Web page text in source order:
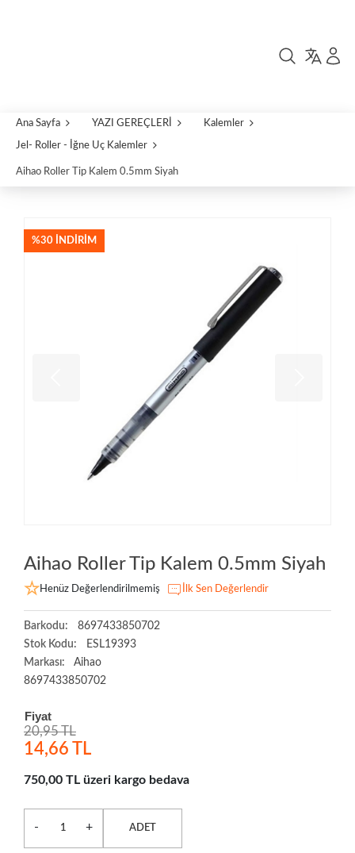
Ana Sayfa YAZI GEREÇLERİ Kalemler
Jel- Roller - İğne Uç Kalemler
Aihao Roller Tip Kalem 0.5mm Siyah
%30 İNDIRIM
Aihao Roller Tip Kalem 0.5mm Siyah
Henüz Değerlendirilmemiş İlk Sen Değerlendir
Barkodu:
8697433850702
Stok Kodu:
ESL19393
Markası:
Aihao
8697433850702
Fiyat
20,95 TL
14,66 TL
750,00 TL üzeri kargo bedava
- + ADET